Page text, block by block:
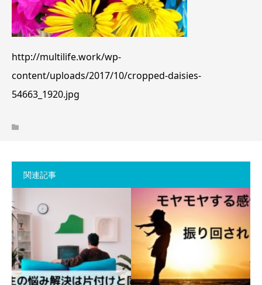
http://multilife.work/wp-
content/uploads/2017/10/cropped-daisies-
54663_1920.jpg
関連記事